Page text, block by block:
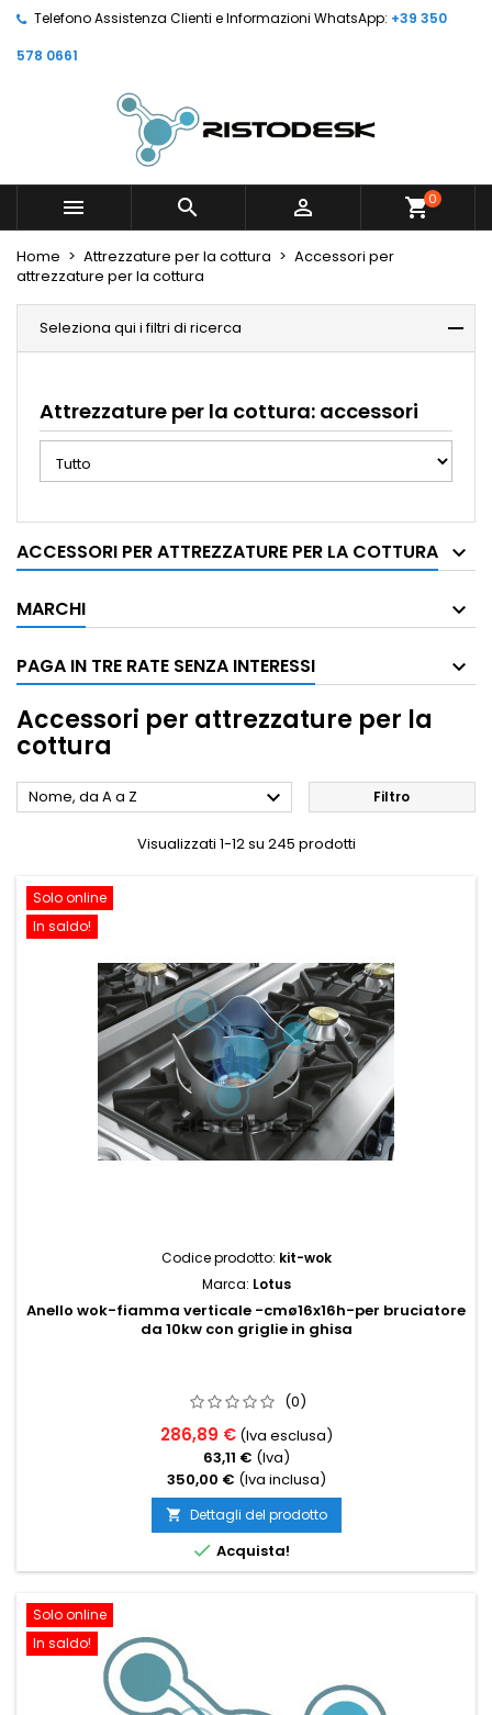
Telefono Assistenza Clienti e Informazioni WhatsApp: +39 350
578 0661
   shopping_cart0
Home Attrezzature per la cottura
Accessori per
attrezzature per la cottura
Seleziona qui i filtri di ricerca
Attrezzature per la cottura: accessori
ACCESSORI PER ATTREZZATURE PER LA COTTURA
MARCHI
PAGA IN TRE RATE SENZA INTERESSI
Accessori per attrezzature per la
cottura
Nome, da A a Z  Filtro
Visualizzati 1-12 su 245 prodotti
Solo online
In saldo!
Codice prodotto: kit-wok
Marca: Lotus
Anello wok-fiamma verticale -cmø16x16h-per bruciatore
da 10kw con griglie in ghisa
(0)
286,89 € (Iva esclusa)
63,11 € (Iva)
350,00 € (Iva inclusa)
 Dettagli del prodotto
 Acquista!
Solo online
In saldo!